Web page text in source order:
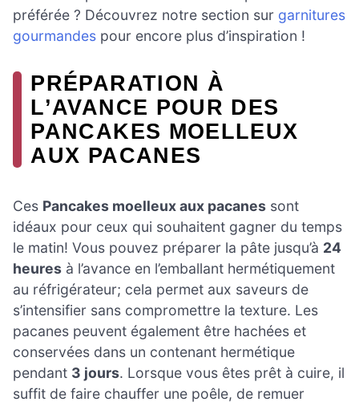
préférée ? Découvrez notre section sur garnitures
gourmandes pour encore plus d’inspiration !
PRÉPARATION À
L’AVANCE POUR DES
PANCAKES MOELLEUX
AUX PACANES
Ces Pancakes moelleux aux pacanes sont
idéaux pour ceux qui souhaitent gagner du temps
le matin! Vous pouvez préparer la pâte jusqu’à 24
heures à l’avance en l’emballant hermétiquement
au réfrigérateur; cela permet aux saveurs de
s’intensifier sans compromettre la texture. Les
pacanes peuvent également être hachées et
conservées dans un contenant hermétique
pendant 3 jours. Lorsque vous êtes prêt à cuire, il
suffit de faire chauffer une poêle, de remuer